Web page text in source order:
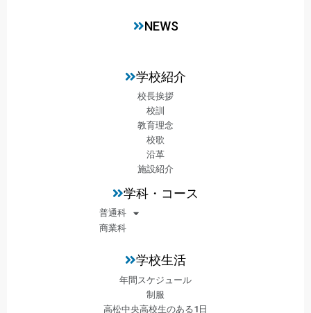
NEWS
学校紹介
校長挨拶
校訓
教育理念
校歌
沿革
施設紹介
学科・コース
普通科
商業科
学校生活
年間スケジュール
制服
高松中央高校生のある1日